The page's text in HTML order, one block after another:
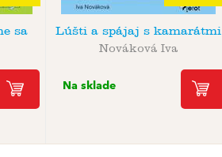
sa
Lúšti a spájaj s kamarátmi
Nováková Iva
Na sklade